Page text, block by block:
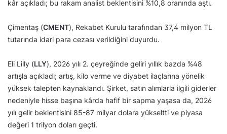
kâr açıkladı; bu rakam analist beklentisini %10,8 oranında aştı.
Çimentaş (CMENT), Rekabet Kurulu tarafından 37,4 milyon TL
tutarında idari para cezası verildiğini duyurdu.
Eli Lilly (LLY), 2026 yılı 2. çeyreğinde geliri yıllık bazda %48
artışla açıkladı; artış, kilo verme ve diyabet ilaçlarına yönelik
yüksek talepten kaynaklandı. Şirket, satın alımlarla ilgili giderler
nedeniyle hisse başına kârda hafif bir sapma yaşasa da, 2026
yılı gelir beklentisini 85-87 milyar dolara yükseltti ve piyasa
değeri 1 trilyon doları geçti.